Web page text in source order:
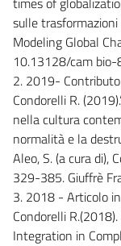
sulle trasformazioni
Modeling Global
10.13128/cam
2. 2019-
Condorelli R.
nella cultura
normalità e la
Aleo, S. (a cura di),
329-385. Giuffrè
3. 2018 - Articolo
Condorelli
Integration in